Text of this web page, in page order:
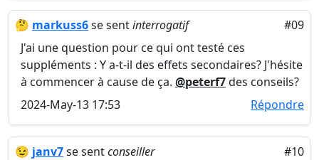
🤔 markuss6se sentinterrogatif
#09
J'ai une question pour ce qui ont testé ces
suppléments : Y a-t-il des effets secondaires? J'hésite
à commencer à cause de ça. @peterf7des conseils?
2024-May-13 17:53
Répondre
😉 janv7se sentconseiller
#10